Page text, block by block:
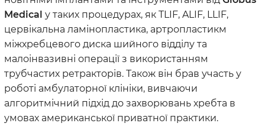
Medical у таких процедурах, як TLIF, ALIF, LLIF,
цервікальна ламіно­пластика, артропластикм
міжхребцевого диска шийного відділу та
малоінвазивні операції з використанням
трубчастих ретракторів. Також він брав участь у
роботі амбулаторної клініки, вивчаючи
алгоритмічний підхід до захворювань хребта в
умовах американської приватної практики.